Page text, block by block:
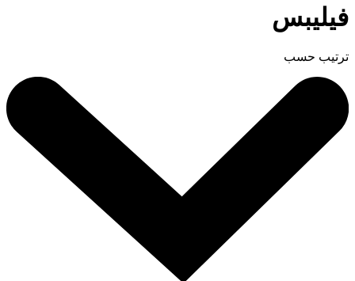
فيليبس
ترتيب حسب